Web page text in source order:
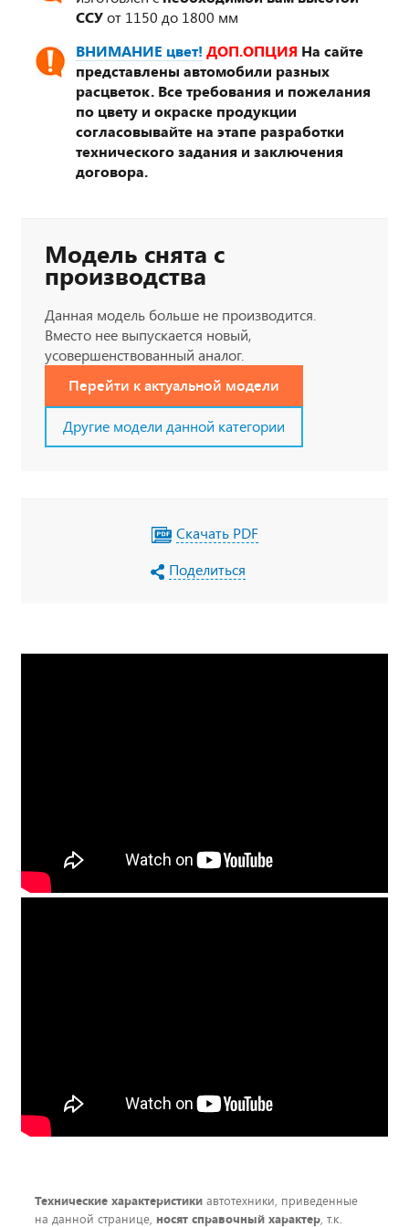
ССУот 1150 до 1800 мм
ВНИМАНИЕ цвет! ДОП.ОПЦИЯ На сайте
представлены автомобили разных
расцветок. Все требования и пожелания
по цвету и окраске продукции
согласовывайте на этапе разработки
технического задания и заключения
договора.
Модель снята с
производства
Данная модель больше не производится.
Вместо нее выпускается новый,
усовершенствованный аналог.
Перейти к актуальной модели
Другие модели данной категории
Скачать PDF
Поделиться
Технические характеристики автотехники, приведенные
на данной странице, носят справочный характер, т.к.